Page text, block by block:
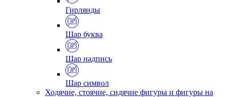
Гирлянды
Шар буква
Шар надпись
Шар символ
Ходячие, стоячие, сидячие фигуры и фигуры на